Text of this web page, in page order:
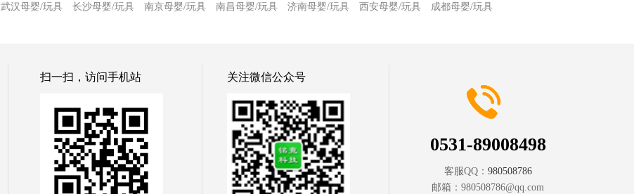
武汉母婴/玩具 长沙母婴/玩具 南京母婴/玩具 南昌母婴/玩具 济南母婴/玩具 西安母婴/玩具 成都母婴/玩具
扫一扫，访问手机站 关注微信公众号
0531-89008498
客服QQ： 980508786
邮箱： 980508786@qq.com